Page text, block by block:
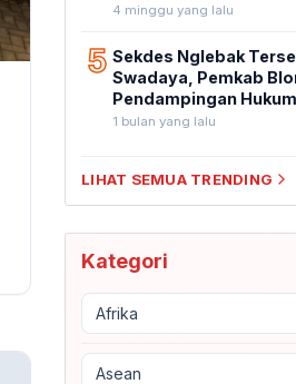
4 minggu yang lalu
5 Sekdes Nglebak
Swadaya, Pemkab
Pendampingan
1 bulan yang lalu
LIHAT SEMUA TRENDING
Kategori
Afrika
Asean